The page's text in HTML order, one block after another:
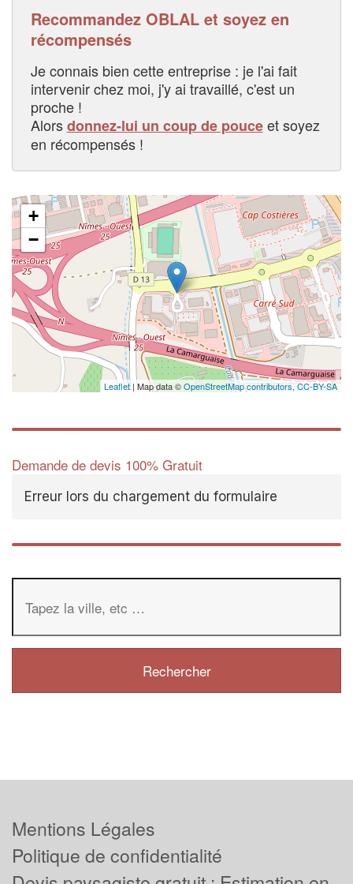
Recommandez OBLAL et soyez en
récompensés
Je connais bien cette entreprise : je l'ai fait
intervenir chez moi, j'y ai travaillé, c'est un
proche !
Alorsdonnez-lui un coup de pouceet soyez
en récompensés !
+
−
Leaflet | Map data ©OpenStreetMap contributors,CC-BY-SA
Demande de devis 100% Gratuit
Erreur lors du chargement du formulaire
Mentions Légales
Politique de confidentialité